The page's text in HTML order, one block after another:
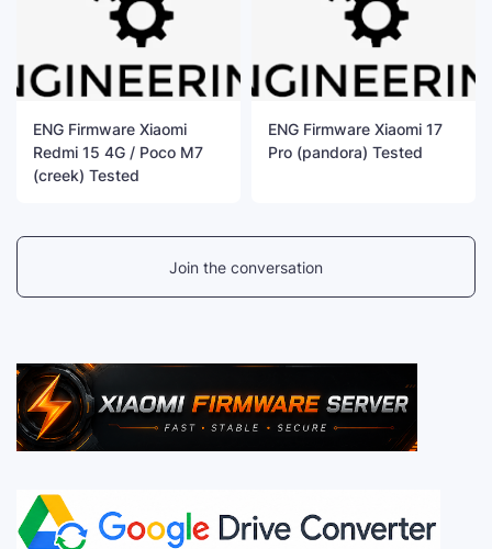
ENG Firmware Xiaomi
Redmi 15 4G / Poco M7
(creek) Tested
ENG Firmware Xiaomi 17
Pro (pandora) Tested
Join the conversation